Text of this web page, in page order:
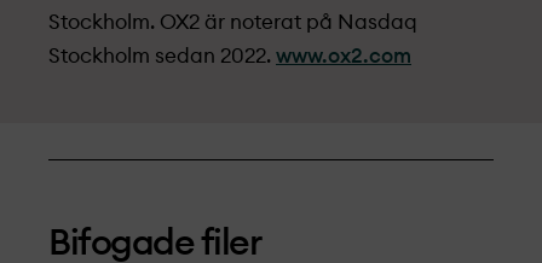
Stockholm. OX2 är noterat på Nasdaq
Stockholm sedan 2022. www.ox2.com
Bifogade filer